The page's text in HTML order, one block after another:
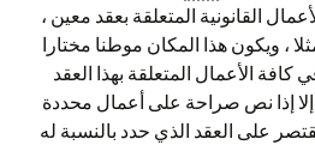
القانونية المتعلقة بعقد معين ،
، ويكون هذا المكان موطنا مختارا
كافة الأعمال المتعلقة بهذا العقد
إذا نص صراحة على أعمال محددة
على العقد الذي حدد بالنسبة له